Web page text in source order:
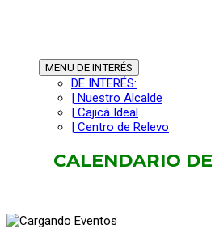
MENU DE INTERÉS
DE INTERÉS:
| Nuestro Alcalde
| Cajicá Ideal
| Centro de Relevo
CALENDARIO